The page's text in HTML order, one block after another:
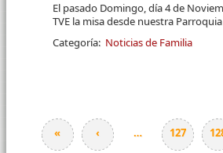
El pasado Domingo, día 4 de
TVE la misa desde nuestra
Categoría: Noticias de Familia
Páginas
« ‹ … 127